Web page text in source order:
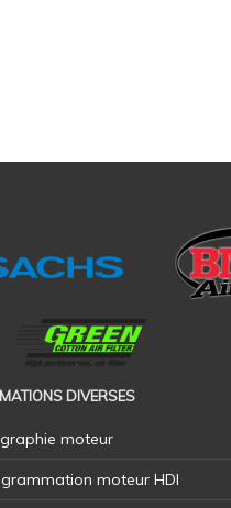
DIVERSES
moteur
moteur HDI